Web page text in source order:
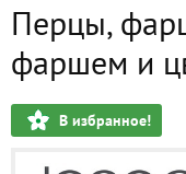
Перцы,
фаршем и
В избранное!